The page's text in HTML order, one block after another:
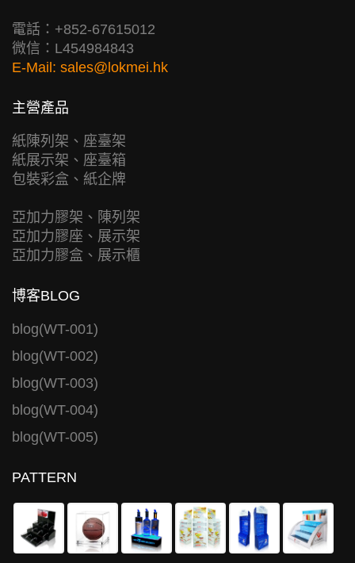
電話：+852-67615012
微信：L454984843
E-Mail: sales@lokmei.hk
主營產品
紙陳列架、座臺架
紙展示架、座臺箱
包裝彩盒、紙企牌
亞加力膠架、陳列架
亞加力膠座、展示架
亞加力膠盒、展示櫃
博客BLOG
blog(WT-001)
blog(WT-002)
blog(WT-003)
blog(WT-004)
blog(WT-005)
PATTERN